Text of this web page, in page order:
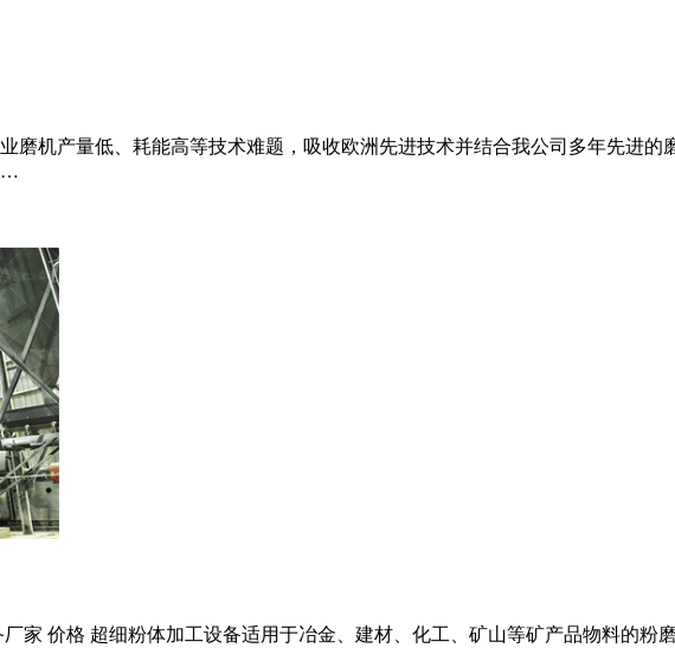
磨机产量低、耗能高等技术难题，吸收欧洲先进技术并结合我公司多年先进
…
家 价格 超细粉体加工设备适用于冶金、建材、化工、矿山等矿产品物料的粉